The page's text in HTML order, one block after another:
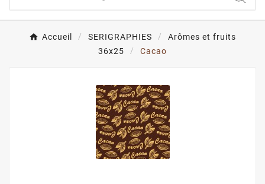
Accueil SERIGRAPHIES
Arômes et fruits
36x25
Cacao